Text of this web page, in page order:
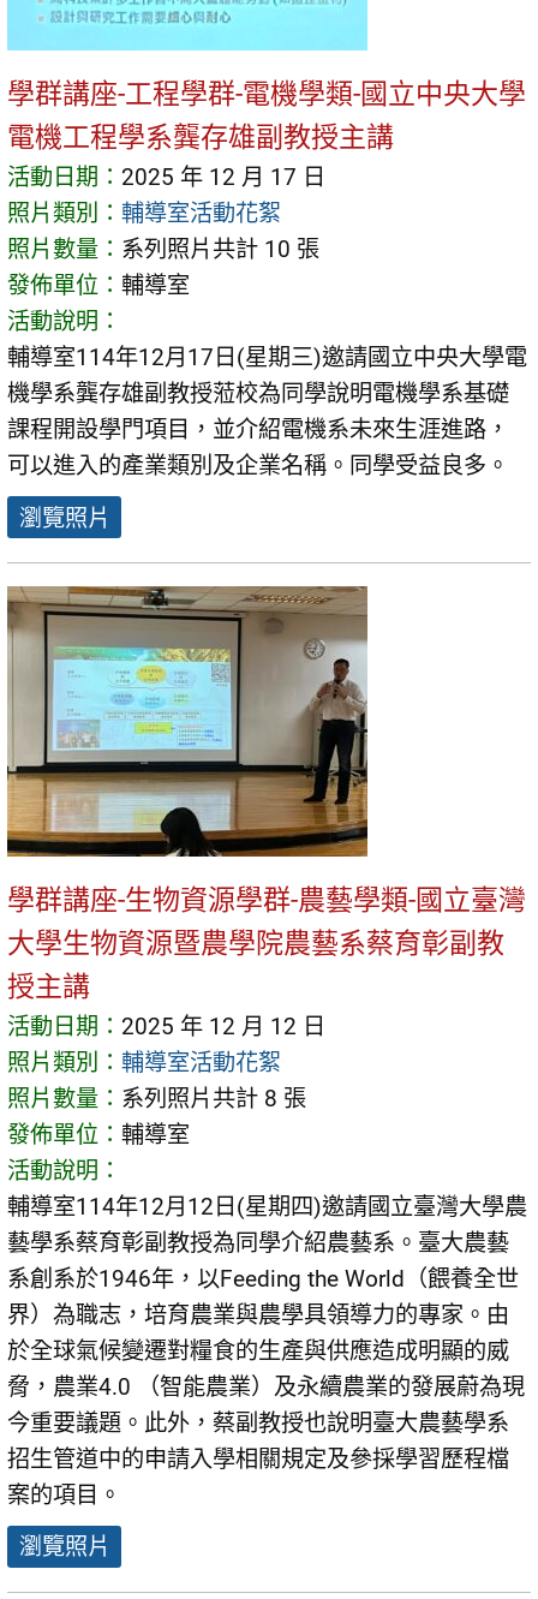
學群講座-工程學群-電機學類-國立中央大學
電機工程學系龔存雄副教授主講
活動日期： 2025 年 12 月 17 日
照片類別： 輔導室活動花絮
照片數量： 系列照片共計 10 張
發佈單位： 輔導室
活動說明：
輔導室114年12月17日(星期三)邀請國立中央大學電
機學系龔存雄副教授蒞校為同學說明電機學系基礎
課程開設學門項目，並介紹電機系未來生涯進路，
可以進入的產業類別及企業名稱。同學受益良多。
瀏覽照片
學群講座-生物資源學群-農藝學類-國立臺灣
大學生物資源暨農學院農藝系蔡育彰副教
授主講
活動日期： 2025 年 12 月 12 日
照片類別： 輔導室活動花絮
照片數量： 系列照片共計 8 張
發佈單位： 輔導室
活動說明：
輔導室114年12月12日(星期四)邀請國立臺灣大學農
藝學系蔡育彰副教授為同學介紹農藝系。臺大農藝
系創系於1946年，以Feeding the World（餵養全世
界）為職志，培育農業與農學具領導力的專家。由
於全球氣候變遷對糧食的生產與供應造成明顯的威
脅，農業4.0 （智能農業）及永續農業的發展蔚為現
今重要議題。此外，蔡副教授也說明臺大農藝學系
招生管道中的申請入學相關規定及參採學習歷程檔
案的項目。
瀏覽照片